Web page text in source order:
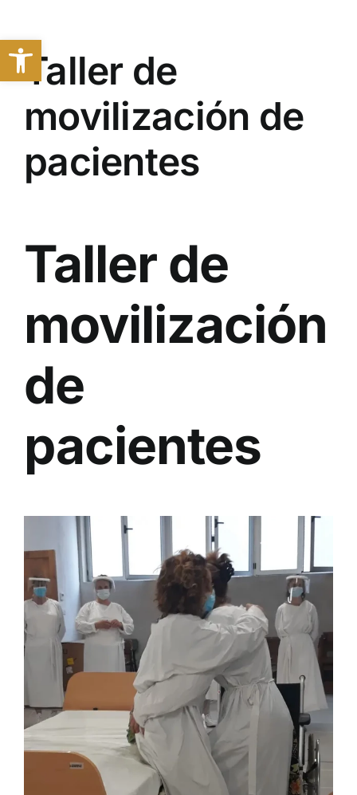
Abrir barra de herramientas
contenido
Taller de
movilización de
pacientes
Taller de
movilización
de
pacientes